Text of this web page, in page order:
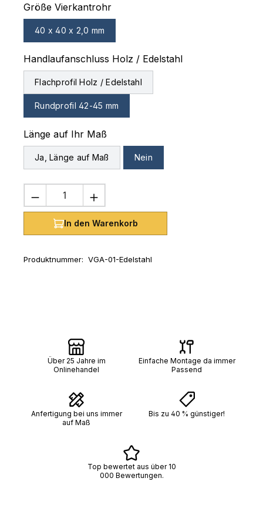
Größe Vierkantrohrauswählen
40 x 40 x 2,0 mm
Handlaufanschluss Holz / Edelstahlauswählen
Flachprofil Holz / Edelstahl
Rundprofil 42-45 mm
Länge auf Ihr Maß
Ja, Länge auf Maß Nein
Produkt Anzahl: Gib den
In den Warenkorb
Produktnummer: VGA-01-Edelstahl
Über 25 Jahre im
Onlinehandel
Einfache Montage da immer
Passend
Anfertigung bei uns immer
auf Maß
Bis zu 40 % günstiger!
Top bewertet aus über 10
000 Bewertungen.